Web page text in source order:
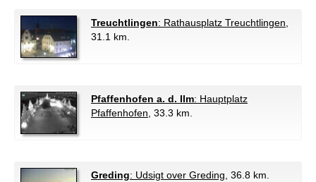
Treuchtlingen: Rathausplatz Treuchtlingen
31.1 km.
Pfaffenhofen a. d. Ilm: Hauptplatz
Pfaffenhofen , 33.3 km.
Greding: Udsigt over Greding , 36.8 km.